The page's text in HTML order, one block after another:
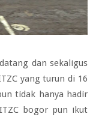
dan sekaligus
yang turun di 16
tidak hanya hadir
bogor pun ikut